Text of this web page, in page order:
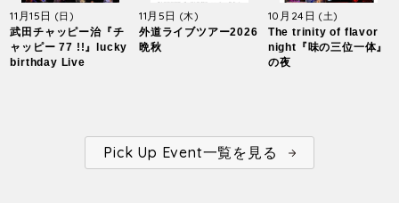
11月15日 (日)
武田チャッピー治『チ
ャッピー 77 !!』lucky
birthday Live
11月5日 (木)
外道ライブツアー2026
晩秋
10月24日 (土)
The trinity of flavor
night『味の三位一体』
の夜
Pick Up Event一覧を見る